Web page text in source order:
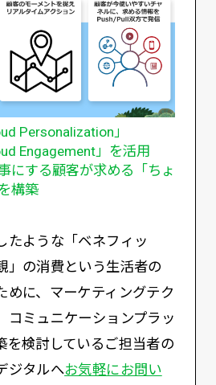
Personalization」
Engagement」を活用
にする顧客が求める「ちょ
構築
たような「ベネフィッ
」の消費という生活者の
めに、マーケティングテク
コミュニケーションプラッ
を検討しているご担当者の
ジタルへお気軽にお問い